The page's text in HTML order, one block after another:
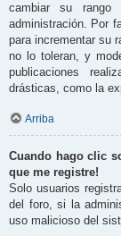
cambiar su rango
administración. Por
para incrementar su
no lo toleran, y
publicaciones
drásticas, como la
Arriba
Cuando hago clic
que me registre!
Solo usuarios
del foro, si la
uso malicioso del